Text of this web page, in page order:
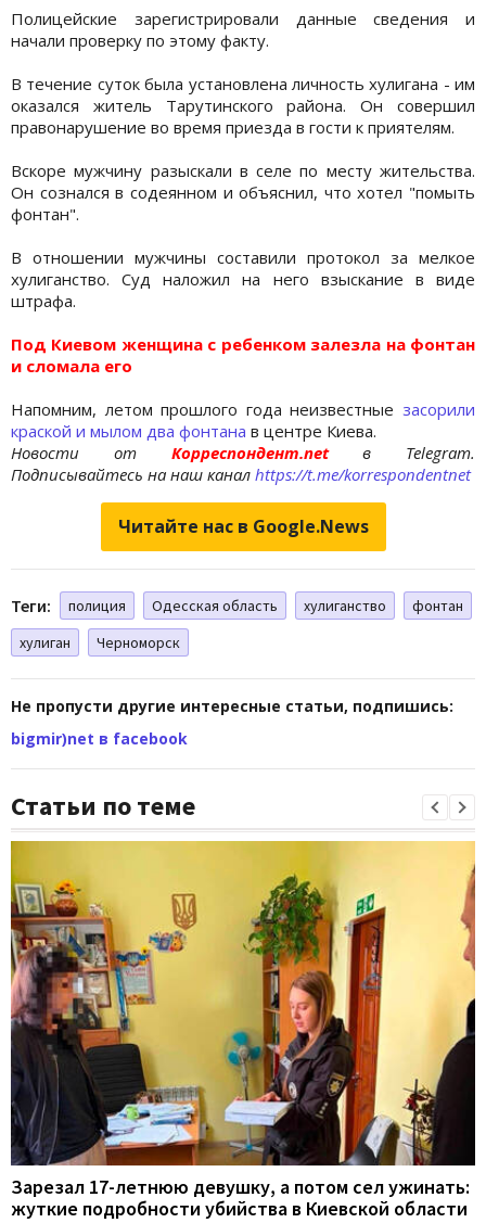
Полицейские зарегистрировали данные сведения и
начали проверку по этому факту.
В течение суток была установлена личность хулигана - им
оказался житель Тарутинского района. Он совершил
правонарушение во время приезда в гости к приятелям.
Вскоре мужчину разыскали в селе по месту жительства.
Он сознался в содеянном и объяснил, что хотел "помыть
фонтан".
В отношении мужчины составили протокол за мелкое
хулиганство. Суд наложил на него взыскание в виде
штрафа.
Под Киевом женщина с ребенком залезла на фонтан
и сломала его
Напомним, летом прошлого года неизвестные засорили
краской и мылом два фонтана в центре Киева.
Новости отКорреспондент.netв Telegram.
Подписывайтесь на наш канал https://t.me/korrespondentnet
Читайте нас в Google.News
Теги: полиция Одесская область хулиганство
фонтан
хулиган
Черноморск
Не пропусти другие интересные статьи, подпишись:
bigmir)net в facebook
Статьи по теме
Зарезал 17-летнюю девушку, а потом сел ужинать:
жуткие подробности убийства в Киевской области